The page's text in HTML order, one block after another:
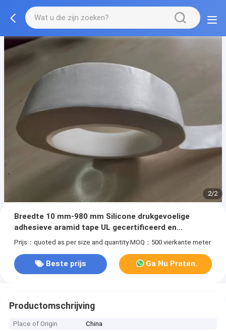
2/2
Breedte 10 mm-980 mm Silicone drukgevoelige
adhesieve aramid tape UL gecertificeerd en
BDV≥2KV
Prijs：quoted as per size and quantity MOQ：500 vierkante meter
Beste prijs Ga Nu Praten.
Productomschrijving
Place of Origin
China